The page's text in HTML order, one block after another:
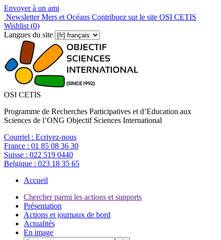
Envoyer à un ami
Newsletter Mers et Océans Contribuez sur le site OSI CETIS
Wishlist (0)
Langues du site
OSI CETIS
Programme de Recherches Participatives et d’Education aux
Sciences de l’ONG Objectif Sciences International
Courriel : Ecrivez-nous
France : 01 85 08 36 30
Suisse : 022 519 0440
Belgique : 023 18 35 65
Accueil
Chercher parmi les actions et supports
Présentation
Actions et journaux de bord
Actualités
En image